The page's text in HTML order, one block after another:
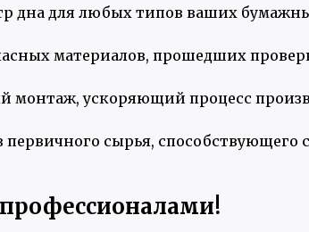
дна для любых типов ваших
материалов, прошедших
монтаж, ускоряющий процесс
первичного сырья, способствующего